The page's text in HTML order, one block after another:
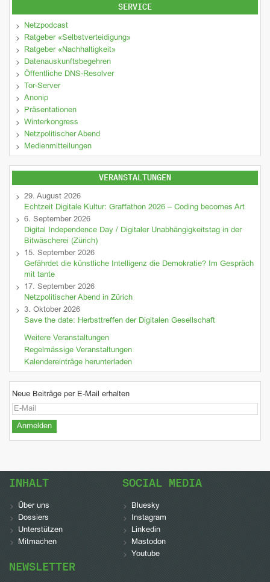
SERVICE
Netzpodcast
Ratgeber «Selbstverteidigung»
Ratgeber «Nachhaltigkeit»
Datenauskunftsbegehren
Öffentliche DNS-Resolver
Tor-Server
Anonip
Präsentationen
Winterkongress
Netzpolitischer Abend
Medienmitteilungen
VERANSTALTUNGEN
29. August 2026
Echtzeit Digitale Kultur: Graffathon 2026 – Coding becomes Art
6. September 2026
Digital Independence Day / Digitaler Unabhängigkeitstag in der
Bitwäscherei (Zürich)
15. September 2026
Gefährdet die künstliche Intelligenz die Demokratie? Im Gespräch
mit tante
17. September 2026
Netzpolitischer Abend in Zürich
3. Oktober 2026
Save the date: Herbsttreffen der Digitalen Gesellschaft
Weitere Veranstaltungen
Regelmässige Veranstaltungen
Kalendereinträge herunterladen
Neue Beiträge per E-Mail erhalten
INHALT
Über uns
Dossiers
Unterstützen
Mitmachen
SOCIAL MEDIA
Bluesky
Instagram
Linkedin
Mastodon
Youtube
NEWSLETTER